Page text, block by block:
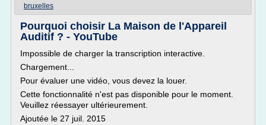
bruxelles
Pourquoi choisir La Maison de l'Appareil
Auditif ? - YouTube
Impossible de charger la transcription interactive.
Chargement...
Pour évaluer une vidéo, vous devez la louer.
Cette fonctionnalité n'est pas disponible pour le moment.
Veuillez réessayer ultérieurement.
Ajoutée le 27 juil. 2015